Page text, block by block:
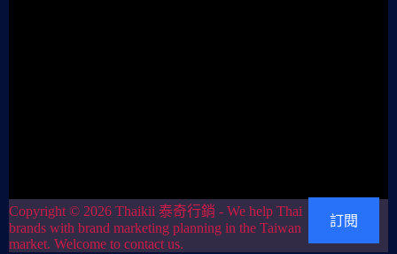
Copyright © 2026 Thaikii 泰奇行銷 - We help Thai
brands with brand marketing planning in the Taiwan
market. Welcome to contact us.
訂閱